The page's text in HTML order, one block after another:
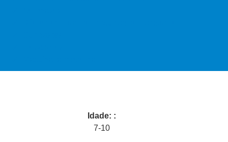
Idade: :
7-10